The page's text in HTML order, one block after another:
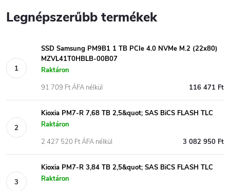
Legnépszerűbb termékek
SSD Samsung PM9B1 1 TB PCIe 4.0 NVMe M.2 (22x80)
MZVL41T0HBLB-00B07
Raktáron
116 471 Ft
91 709 Ft ÁFA nélkül
Kioxia PM7-R 7,68 TB 2,5&quot; SAS BiCS FLASH TLC
Raktáron
3 082 950 Ft
2 427 520 Ft ÁFA nélkül
Kioxia PM7-R 3,84 TB 2,5&quot; SAS BiCS FLASH TLC
Raktáron